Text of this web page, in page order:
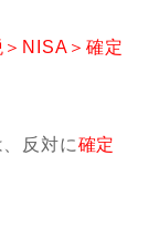
NISA＞確定
反対に確定